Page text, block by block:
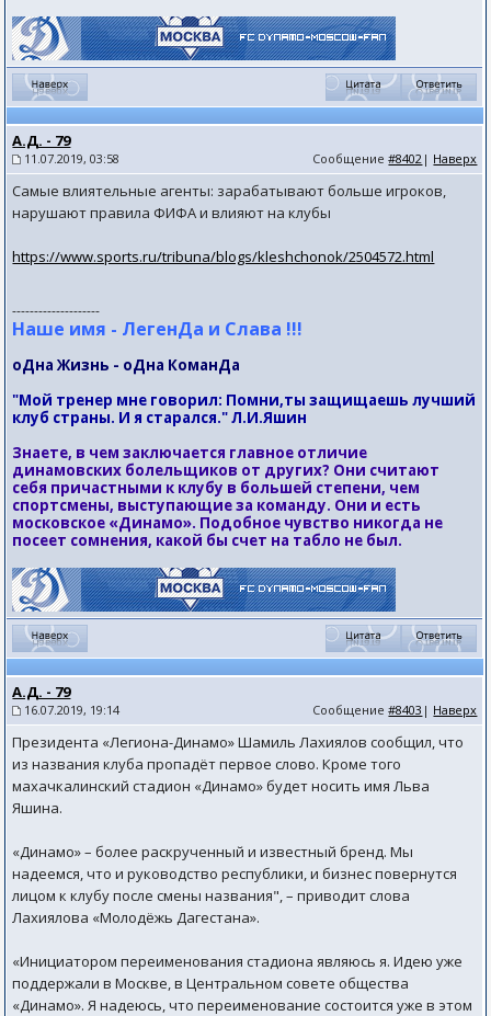
А.Д. - 79
11.07.2019, 03:58 Сообщение#8402 | Наверх
Самые влиятельные агенты: зарабатывают больше игроков,
нарушают правила ФИФА и влияют на клубы
https://www.sports.ru/tribuna/blogs/kleshchonok/2504572.html
--------------------
Наше имя - ЛегенДа и Слава !!!
оДна Жизнь - оДна КоманДа
"Мой тренер мне говорил: Помни,ты защищаешь лучший
клуб страны. И я старался." Л.И.Яшин
Знаете, в чем заключается главное отличие
динамовских болельщиков от других? Они считают
себя причастными к клубу в большей степени, чем
спортсмены, выступающие за команду. Они и есть
московское «Динамо». Подобное чувство никогда не
посеет сомнения, какой бы счет на табло не был.
А.Д. - 79
16.07.2019, 19:14 Сообщение#8403 | Наверх
Президента «Легиона-Динамо» Шамиль Лахиялов сообщил, что
из названия клуба пропадёт первое слово. Кроме того
махачкалинский стадион «Динамо» будет носить имя Льва
Яшина.
«Динамо» – более раскрученный и известный бренд. Мы
надеемся, что и руководство республики, и бизнес повернутся
лицом к клубу после смены названия", – приводит слова
Лахиялова «Молодёжь Дагестана».
«Инициатором переименования стадиона являюсь я. Идею уже
поддержали в Москве, в Центральном совете общества
«Динамо». Я надеюсь, что переименование состоится уже в этом